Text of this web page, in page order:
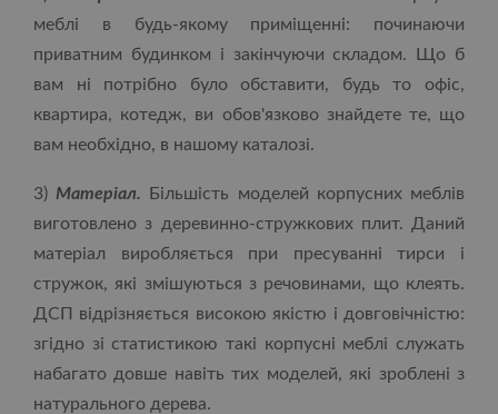
меблі в будь-якому приміщенні: починаючи
приватним будинком і закінчуючи складом. Що б
вам ні потрібно було обставити, будь то офіс,
квартира, котедж, ви обов'язково знайдете те, що
вам необхідно, в нашому каталозі.
3) Матеріал. Більшість моделей корпусних меблів
виготовлено з деревинно-стружкових плит. Даний
матеріал виробляється при пресуванні тирси і
стружок, які змішуються з речовинами, що клеять.
ДСП відрізняється високою якістю і довговічністю:
згідно зі статистикою такі корпусні меблі служать
набагато довше навіть тих моделей, які зроблені з
натурального дерева.